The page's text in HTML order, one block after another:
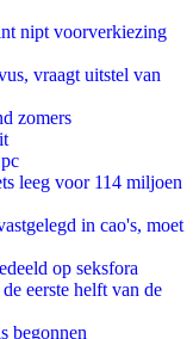
nipt voorverkiezing
vraagt uitstel van
zomers
leeg voor 114 miljoen
in cao's, moet
op seksfora
eerste helft van de
begonnen